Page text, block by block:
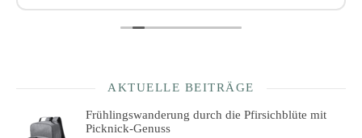
AKTUELLE BEITRÄGE
Frühlingswanderung durch die Pfirsichblüte mit
Picknick-Genuss